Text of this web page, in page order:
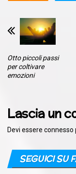
Otto piccoli passi
per coltivare
emozioni
Lascia un
Devi essere connesso
SEGUICI SU